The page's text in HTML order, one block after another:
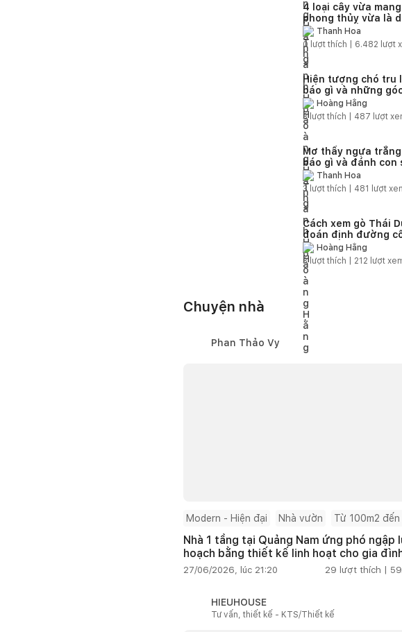
4 loại cây vừa
phong thủy vừa là
quý nên trồng
Thanh Hoa
0 lượt thích | 6.482 lượt
Hiện tượng chó tru
báo gì và những
học lý giải
Hoàng Hằng
3lượt thích | 487 lượt
Mơ thấy ngựa
báo gì và đánh con
Thanh Hoa
3 lượt thích | 481 lượt
Cách xem gò Thái
đoán định đường
tài lộc theo nhân
Hoàng Hằng
3lượt thích | 212 lượt
Chuyện nhà
Phan Thảo Vy
Modern - Hiện đại Nhà vườn Từ 100m2
Nhà 1 tầng tại Quảng Nam ứng phó ngập
hoạch bằng thiết kế linh hoạt cho gia
27/06/2026, lúc 21:20 29 lượt thích |
HIEUHOUSE
Tư vấn, thiết kế - KTS/Thiết kế